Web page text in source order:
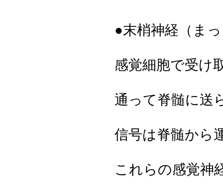
●末梢神経（ま
感覚細胞で受け
通って脊髄に送
信号は脊髄から
これらの感覚神